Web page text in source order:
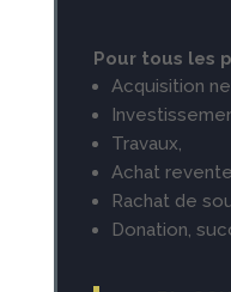
Pour tous les
Acquisition
Travaux,
Achat
Rachat de
Donation,